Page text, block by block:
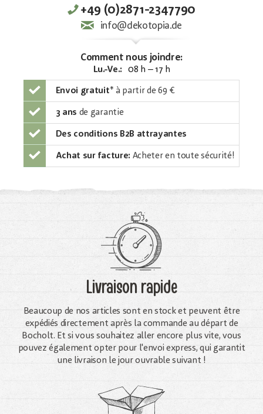
+49 (0)2871-2347790
info@dekotopia.de
Comment nous joindre:
Lu.-Ve.: 08 h – 17 h
Envoi gratuit* à partir de 69 €
3 ans de garantie
Des conditions B2B attrayantes
Achat sur facture: Acheter en toute sécurité!
Livraison rapide
Beaucoup de nos articles sont en stock et peuvent être
expédiés directement après la commande au départ de
Bocholt. Et si vous souhaitez aller encore plus vite, vous
pouvez également opter pour l'envoi express, qui garantit
une livraison le jour ouvrable suivant !